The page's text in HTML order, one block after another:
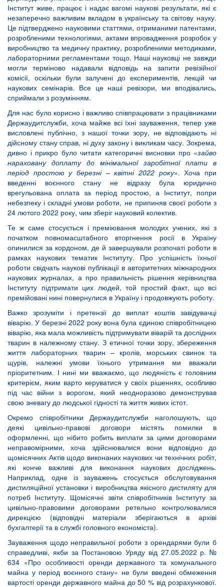
Інститут живе, працює і надає вагомі наукові результати, які є
незаперечно важливим вкладом в українську та світову науку.
Це підтверджено науковими статтями, отриманими патентами,
розробленими технологіями, актами впровадження розробок у
виробництво та медичну практику, розробленими методиками,
лабораторними регламентами тощо. Наші науковці не завжди
могли терміново надавали відповідь на запити ревізійної
комісії, оскільки були залучені до експериментів, лекцій чи
наукових семінарів. Все це наші ревізори, ми вподівались,
сприймали з розумінням.
Для нас було корисно і важливо співпрацювати з працівниками
Держаудитслужби, хоча майже всі їхні зауваження, тепер уже
висловлені публічно, з нашої точки зору, не відповідають ні
дійсному стану справ, ні духу закону і викликам часу. Зокрема,
дивно і прикро було читати категоричні висновки про «зайво
нараховану доплату до мінімальної заробітної плати в
період простою у березні – квітні 2022 року». Хоча при
введенні воєнного стану не відразу була юридично
врегульована оплата за період простою, а Інститут, попри
небезпеку і складні умови роботи, не припиняв своєї роботи з
24 лютого 2022 року, чим зберіг науковий колектив.
Те ж саме стосується і преміювання молодих учених, які з
початком повномасштабного вторгнення росії в Україну
опинилися за кордоном, де й завершували розпочаті роботи в
рамках наукових тематик Інституту. Про успішність їхньої
роботи свідчать наукові публікації в авторитетних міжнародних
наукових журналах, а про правильність рішення керівництва
Інституту підтримати цих людей, той простий факт, що всі
премійовані нині повернулися в Україну і продовжують роботу.
Важко зрозуміти і претензії до виплат коштів завідувачці
віварію. У березні 2022 року вона була єдиною співробітницею
віварію, яка мала можливість підтримувати віварій та дослідних
тварин в належному стану. З етичної точки зору, збереження
життя лабораторних тварин – кролів, морських свинок та
щурів, належні умови їхнього утримання ми вважали
пріоритетним. І нині ми вважаємо, що людяність є головним
критерієм, яким варто керуватися у своїх рішеннях, особливо
під час війни з ворогом, який неодноразово демонстрував
свою зневагу до людської гідності та життя живих істот.
Окремо співробітники Держаудитслужби наголошують, що
деякі цивільно-правові договори містять помилки в
оформленні, що нібито робить виплати за цими договорами
неправомірними, хоча здійснювалися вони відповідно до
щомісячних Актів щодо виконаних наукових чи технічних робіт,
які конче важливі для виконання наукових досліджень.
Наприклад, одне із зауважень стосується обслуговування
дистиляційної установки і виробництва якісного дистиляту для
потреб Інституту. Щомісячні звіти співробітників Інституту за
цивільно-правовими договорами ретельно контролювалися
дирекцією (відповідні матеріали зберігаються в архіві
бухгалтерії та в службі головного економіста).
Зауваження щодо неправильної роботи з орендарями були б
справедливі, якби за Постановою Уряду від 27.05.2022 р. №
634 «Про особливості оренди державного та комунального
майна у період воєнного стану» не були введені обмеження
вартості оренди державного майна до 50 % від розрахункової.